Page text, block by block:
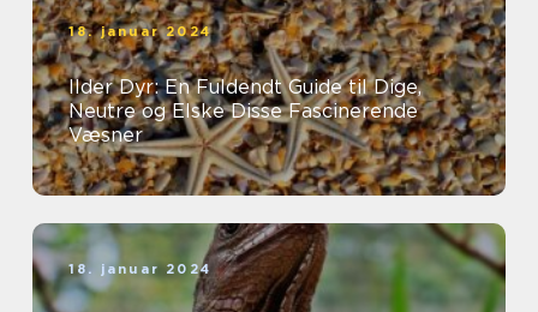
18. januar 2024
Ilder Dyr: En Fuldendt Guide til Dige,
Neutre og Elske Disse Fascinerende
Væsner
18. januar 2024